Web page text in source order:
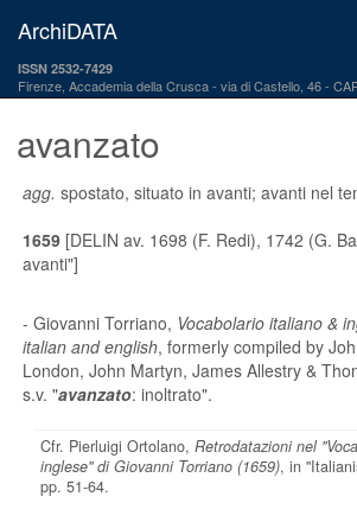
ArchiDATA
ISSN 2532-7429
Firenze, Accademia della Crusca via di Castello, 46 -
avanzato
agg. spostato, situato in avanti; avanti nel
1659[DELIN av. 1698 (F. Redi), 1742 (G.
avanti"]
- Giovanni Torriano, Vocabolario italiano &
italian and english, formerly compiled by
London, John Martyn, James Allestry &
s.v. "avanzato: inoltrato".
Cfr. Pierluigi Ortolano, Retrodatazioni nel
inglese" di Giovanni Torriano (1659), in
pp. 51-64.